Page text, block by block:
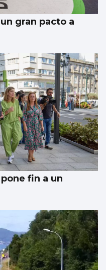
gran pacto a
fin a un